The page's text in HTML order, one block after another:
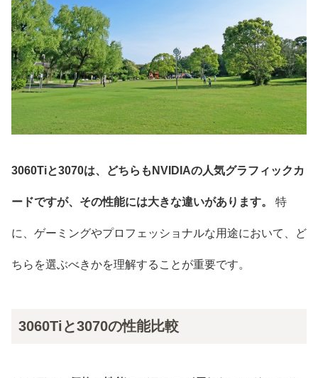
3060Tiと3070は、どちらもNVIDIAの人気グラフィックカ
ードですが、その性能には大きな違いがあります。 特
に、ゲーミングやプロフェッショナルな用途において、ど
ちらを選ぶべきかを理解することが重要です。
3060Tiと3070の性能比較